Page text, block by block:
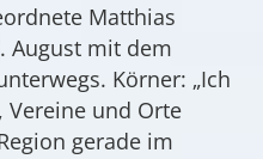
Matthias
August mit dem
Körner: „Ich
Vereine und Orte
gerade im